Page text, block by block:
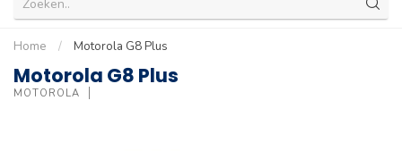
Home / Motorola G8 Plus
Motorola G8 Plus
MOTOROLA